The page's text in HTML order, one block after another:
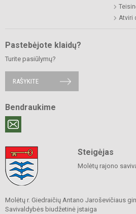
Atviri
Pastebėjote klaidų?
Turite pasiūlymų?
RAŠYKITE
Bendraukime
Steigėjas
Molėtų rajono
Molėtų r. Giedraičių Antano Jaroševičiaus
Savivaldybės biudžetinė įstaiga